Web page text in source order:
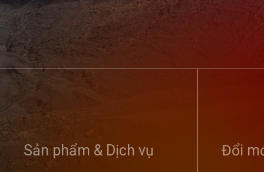
Sản phẩm & Dịch vụ Đổi
dân bảo vệ an ninh Tổ